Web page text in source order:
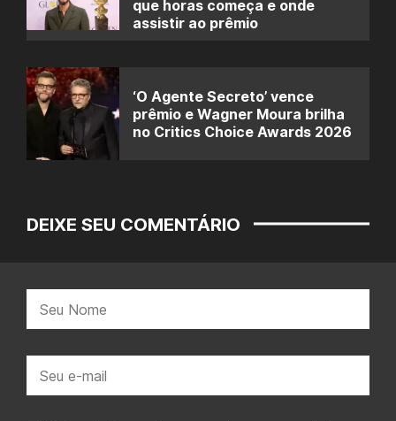
que horas começa e onde
assistir ao prêmio
‘O Agente Secreto’ vence
prêmio e Wagner Moura brilha
no Critics Choice Awards 2026
DEIXE SEU COMENTÁRIO
mail: